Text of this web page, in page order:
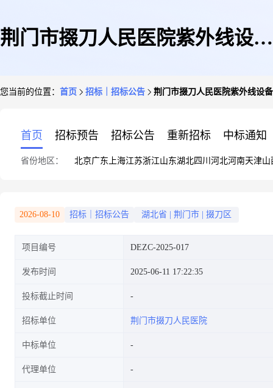
荆门市掇刀人民医院紫外线设备
您当前的位置： 首页 招标｜招标公告 荆门市掇刀人民医院紫外线设
首页 招标预告 招标公告 重新招标 中标通知
省份地区： 北京广东 上海江苏浙江山东湖北四川 河北河南天津山
2026-08-10 招标｜招标公告 湖北省 荆门市 掇刀区
项目编号 DEZC-2025-017
发布时间 2025-06-11 17:22:35
投标截止时间
招标单位 荆门市掇刀人民医院
中标单位
代理单位